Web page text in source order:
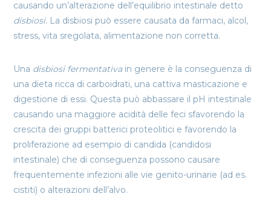
causando un’alterazione dell’equilibrio intestinale detto
disbiosi. La disbiosi può essere causata da farmaci, alcol,
stress, vita sregolata, alimentazione non corretta.
Una disbiosi fermentativa in genere è la conseguenza di
una dieta ricca di carboidrati, una cattiva masticazione e
digestione di essi. Questa può abbassare il pH intestinale
causando una maggiore acidità delle feci sfavorendo la
crescita dei gruppi batterici proteolitici e favorendo la
proliferazione ad esempio di candida (candidosi
intestinale) che di conseguenza possono causare
frequentemente infezioni alle vie genito-urinarie (ad es.
cistiti) o alterazioni dell’alvo.